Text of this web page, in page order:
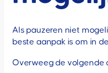
Als pauzeren niet
beste aanpak is om in
Overweeg de volgende